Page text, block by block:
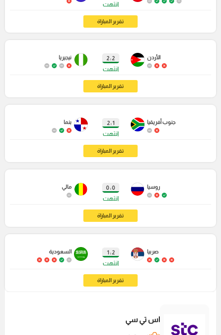
انتهت
تقرير المباراة
الأردن 2 : 2
انتهت
نيجيريا
تقرير المباراة
جنوب أفريقيا 1 : 2
انتهت
بنما
تقرير المباراة
روسيا 0 : 0
انتهت
مالي
تقرير المباراة
صربيا 2 : 1
انتهت
السعودية
تقرير المباراة
اس تي سي